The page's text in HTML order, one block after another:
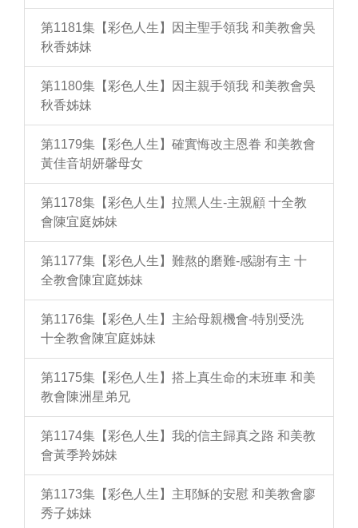
第1181集【彩色人生】因主聖手領我 和美教會吳
秋香姊妹
第1180集【彩色人生】因主親手領我 和美教會吳
秋香姊妹
第1179集【彩色人生】確實悔改主恩眷 和美教會
黃佳音胡妍馨母女
第1178集【彩色人生】拉黑人生-主親顧 十全教
會陳宜庭姊妹
第1177集【彩色人生】難熬的磨難-感謝有主 十
全教會陳宜庭姊妹
第1176集【彩色人生】主給母親機會-特別受洗
十全教會陳宜庭姊妹
第1175集【彩色人生】搭上真生命的末班車 和美
教會陳洲星弟兄
第1174集【彩色人生】我的信主歸真之路 和美教
會黃季羚姊妹
第1173集【彩色人生】主耶穌的安慰 和美教會廖
秀子姊妹